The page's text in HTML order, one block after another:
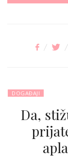
DOGAĐAJI
Da,